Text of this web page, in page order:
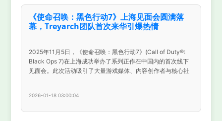
《使命召唤：黑色行动7》上海见面会圆满落
幕，Treyarch团队首次来华引爆热情
2025年11月5日，《使命召唤：黑色行动7》(Call of Duty®:
Black Ops 7)在上海成功举办了系列正作在中国内的首次线下
见面会。此次活动吸引了大量游戏媒体、内容创作者与核心社
2026-01-18 03:00:04